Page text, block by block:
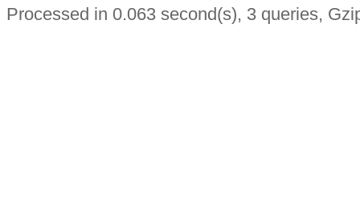
Processed in 0.063 second(s), 3 queries,